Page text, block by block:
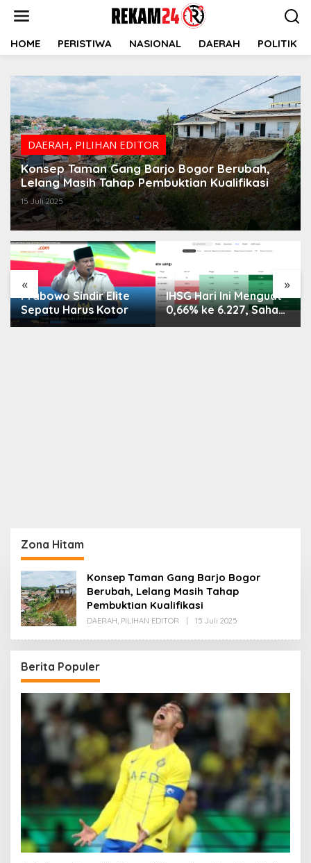
HOME PERISTIWA NASIONAL DAERAH POLITIK
DAERAH, PILIHAN EDITOR
Konsep Taman Gang Barjo Bogor Berubah,
Lelang Masih Tahap Pembuktian Kualifikasi
15 Juli 2025
« »
Prabowo Sindir Elite
Sepatu Harus Kotor
IHSG Hari Ini Menguat
0,66% ke 6.227, Saham
Zona Hitam
Konsep Taman Gang Barjo Bogor
Berubah, Lelang Masih Tahap
Pembuktian Kualifikasi
DAERAH, PILIHAN EDITOR 15 Juli 2025
Berita Populer